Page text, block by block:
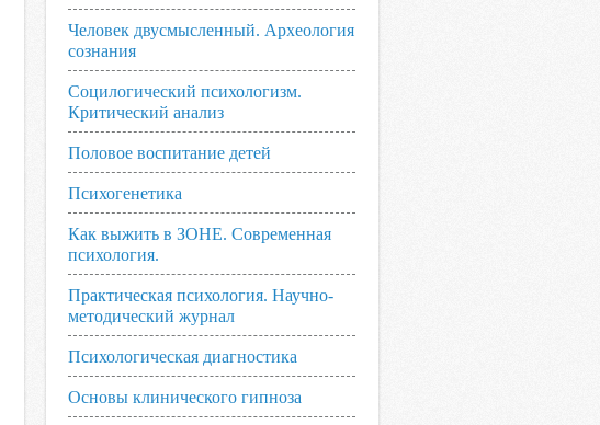
Человек двусмысленный. Археология
сознания
Социлогический психологизм.
Критический анализ
Половое воспитание детей
Психогенетика
Как выжить в ЗОНЕ. Современная
психология.
Практическая психология. Научно-
методический журнал
Психологическая диагностика
Основы клинического гипноза